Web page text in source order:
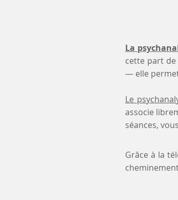
La
cette part de
— elle
Le
associe
séances,
Grâce à la